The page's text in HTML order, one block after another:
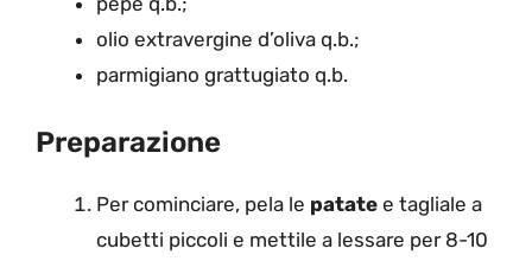
olio extravergine d’oliva q.b.;
parmigiano grattugiato q.b.
Preparazione
Per cominciare, pela le patate e tagliale a
cubetti piccoli e mettile a lessare per 8-10